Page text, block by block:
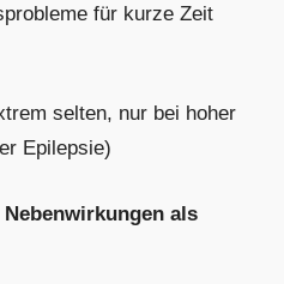
für kurze Zeit
selten, nur bei hoher
Epilepsie)
als